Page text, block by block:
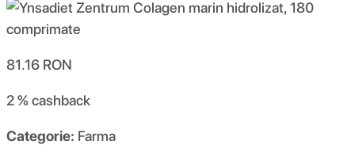
81.16 RON
2 %cashback
Categorie: Farma